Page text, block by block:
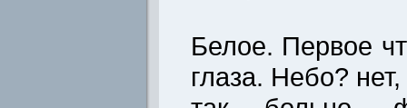
Белое. Первое
глаза. Небо?